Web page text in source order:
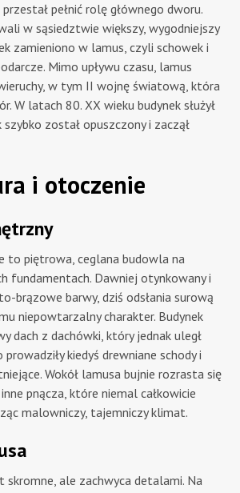
pełnić rolę głównego dworu.
w sąsiedztwie większy, wygodniejszy
zamieniono w lamus, czyli schowek i
Mimo upływu czasu, lamus
w tym II wojnę światową, która
W latach 80. XX wieku budynek służył
szybko został opuszczony i zaczął
i otoczenie
to piętrowa, ceglana budowla na
fundamentach. Dawniej otynkowany i
brązowe barwy, dziś odsłania surową
niepowtarzalny charakter. Budynek
dach z dachówki, który jednak uległ
kiedyś drewniane schody i
Wokół lamusa bujnie rozrasta się
pnącza, które niemal całkowicie
malowniczy, tajemniczy klimat.
skromne, ale zachwyca detalami. Na